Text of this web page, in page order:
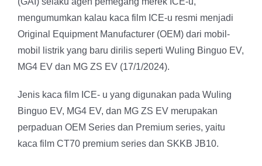
mengumumkan kalau kaca film ICE-u resmi menjadi
Original Equipment Manufacturer (OEM) dari mobil-
mobil listrik yang baru dirilis seperti Wuling Binguo EV,
MG4 EV dan MG ZS EV (17/1/2024).
Jenis kaca film ICE- u yang digunakan pada Wuling
Binguo EV, MG4 EV, dan MG ZS EV merupakan
perpaduan OEM Series dan Premium series, yaitu
kaca film CT70 premium series dan SKKB JB10.